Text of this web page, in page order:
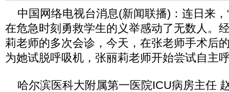
中国网络电视台消息(新闻联播)：连日来，
在危急时刻勇救学生的义举感动了无数人。
莉老师的多次会诊，今天，在张老师手术后
为她试脱呼吸机，张丽莉老师开始尝试自主
哈尔滨医科大附属第一医院ICU病房主任